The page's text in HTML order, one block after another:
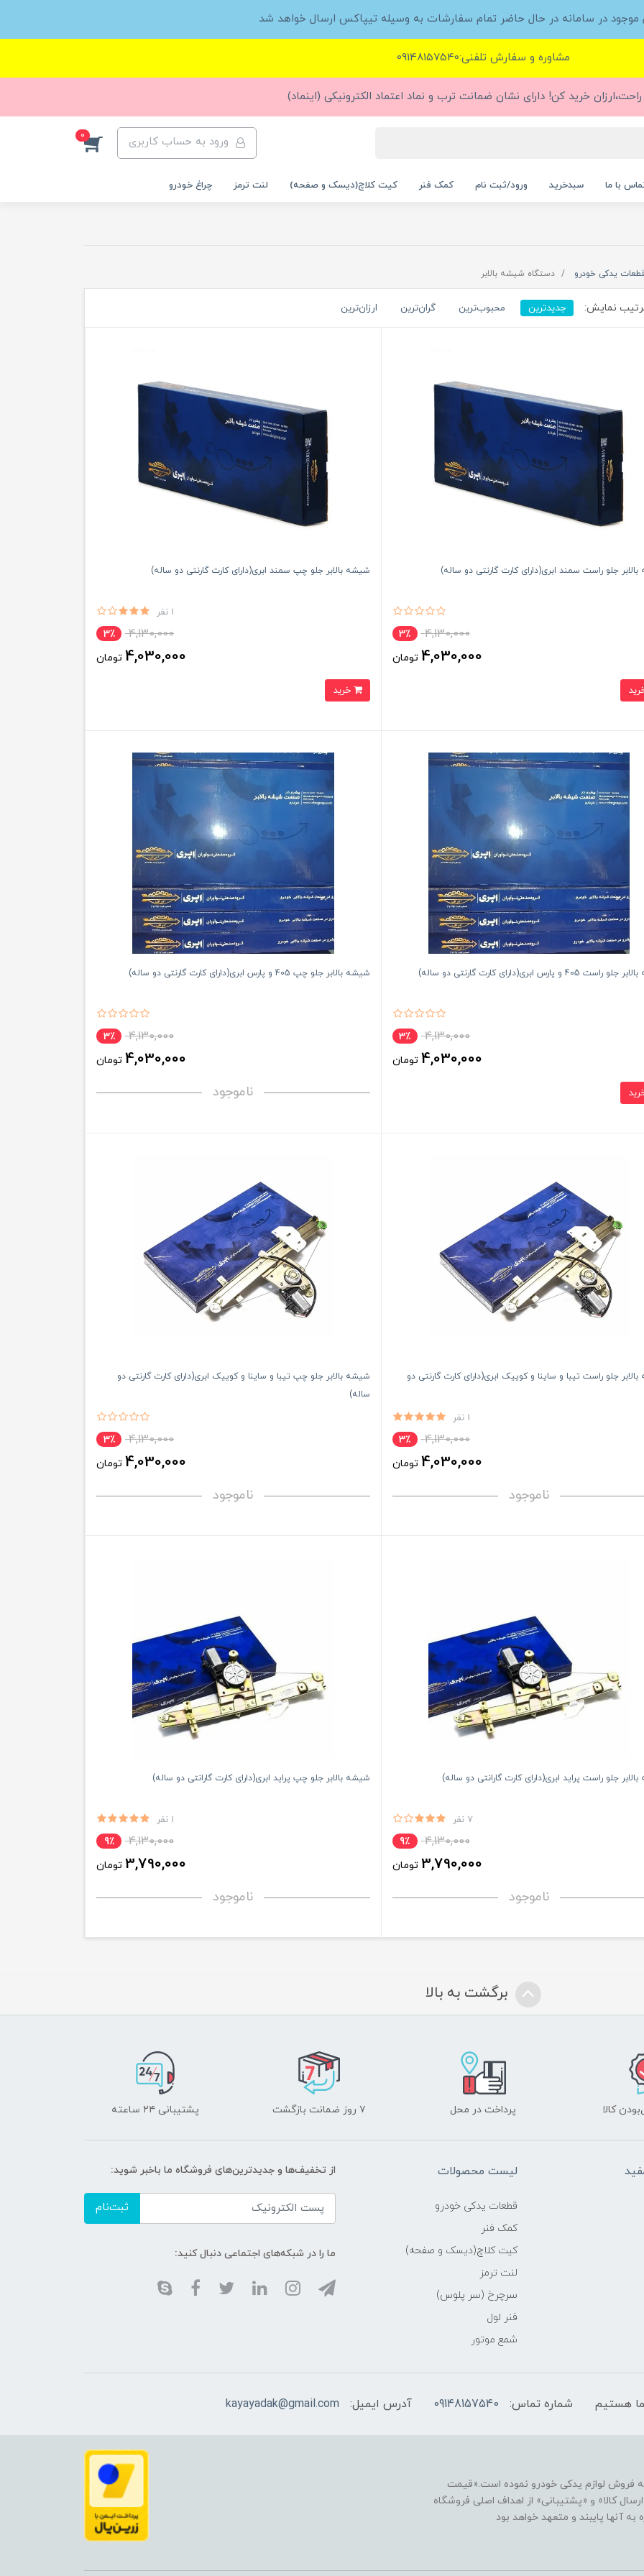
موجود در سامانه در حال حاضر تمام سفارشات به وسیله تیپاکس ارسال خواهد شد
مشاوره و سفارش تلفنی:09148157540
خرید کن! دارای نشان ضمانت ترب و نماد اعتماد الکترونیکی (اینماد)
ورود به حساب کاربری 0
با ما سبدخرید ورود/ثبت نام کمک فنر کیت کلاچ(دیسک و صفحه) لنت ترمز چراغ خودرو
یدکی خودرو دستگاه شیشه بالابر
نمایش: جدیدترین محبوب‌ترین گران‌ترین ارزان‌ترین
جلو راست سمند ابری(دارای کارت گارنتی دو ساله)
4,130,000 3٪
4,030,000 تومان
شیشه بالابر جلو چپ سمند ابری(دارای کارت گارنتی دو ساله)
1 نفر
4,130,000 3٪
4,030,000 تومان
خرید
405 و پارس ابری(دارای کارت گارنتی دو ساله)
4,130,000 3٪
4,030,000 تومان
شیشه بالابر جلو چپ 405 و پارس ابری(دارای کارت گارنتی دو ساله)
4,130,000 3٪
4,030,000 تومان
ناموجود
جلو راست تیبا و ساینا و کوییک ابری(دارای کارت گارنتی دو
1 نفر
4,130,000 3٪
4,030,000 تومان
ناموجود
شیشه بالابر جلو چپ تیبا و ساینا و کوییک ابری(دارای کارت گارنتی دو
ساله)
4,130,000 3٪
4,030,000 تومان
ناموجود
جلو راست پراید ابری(دارای کارت گارانتی دو ساله)
7 نفر
4,130,000 9٪
3,790,000 تومان
ناموجود
شیشه بالابر جلو چپ پراید ابری(دارای کارت گارانتی دو ساله)
1 نفر
4,130,000 9٪
3,790,000 تومان
ناموجود
برگشت به بالا
کالا پرداخت در محل ۷ روز ضمانت بازگشت پشتیبانی ۲۴ ساعته
لیست محصولات
قطعات یدکی خودرو
کمک فنر
کیت کلاچ(دیسک و صفحه)
لنت ترمز
سرچرخ (سر پلوس)
فنر لول
شمع موتور
از تخفیف‌ها و جدیدترین‌های فروشگاه ما باخبر شوید:
ثبت‌نام
ما را در شبکه‌های اجتماعی دنبال کنید:
شماره تماس: 09148157540 آدرس ایمیل: kayayadak@gmail.com
فروش لوازم یدکی خودرو نموده است.«قیمت
کالا» و «پشتیبانی» از اهداف اصلی فروشگاه
آنها پایبند و متعهد خواهد بود